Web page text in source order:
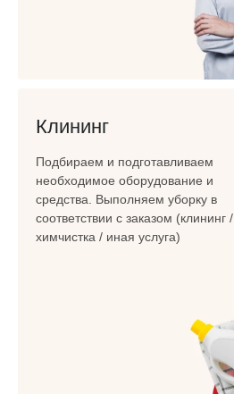
Клининг
Подбираем и подготавливаем
необходимое оборудование и
средства. Выполняем уборку в
соответствии с заказом (клининг /
химчистка / иная услуга)